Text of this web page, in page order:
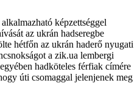
képzettséggel
az ukrán hadseregbe
hétfőn az ukrán haderő nyugati
a zik.ua lembergi
hadköteles férfiak címére
úti csomaggal jelenjenek meg